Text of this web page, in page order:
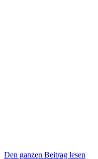
Den ganzen Beitrag lesen